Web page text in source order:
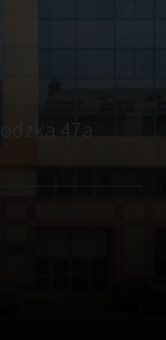
47a